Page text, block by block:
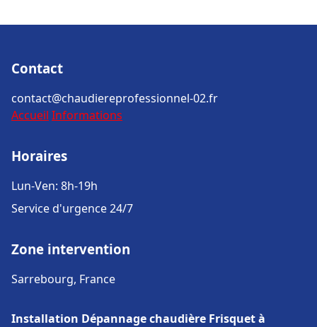
Contact
contact@chaudiereprofessionnel-02.fr
Accueil Informations
Horaires
Lun-Ven: 8h-19h
Service d'urgence 24/7
Zone intervention
Sarrebourg, France
Installation Dépannage chaudière Frisquet à